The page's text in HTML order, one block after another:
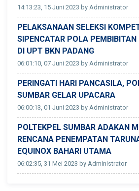
14:13:23, 15 Juni 2023 by Administrator
PELAKSANAAN SELEKSI
SIPENCATAR POLA
DI UPT BKN PADANG
06:01:10, 07 Juni 2023 by Administrator
PERINGATI HARI PANCASILA,
SUMBAR GELAR UPACARA
06:00:13, 01 Juni 2023 by Administrator
POLTEKPEL SUMBAR ADAKAN
RENCANA PENEMPATAN
EQUINOX BAHARI UTAMA
06:02:35, 31 Mei 2023 by Administrator